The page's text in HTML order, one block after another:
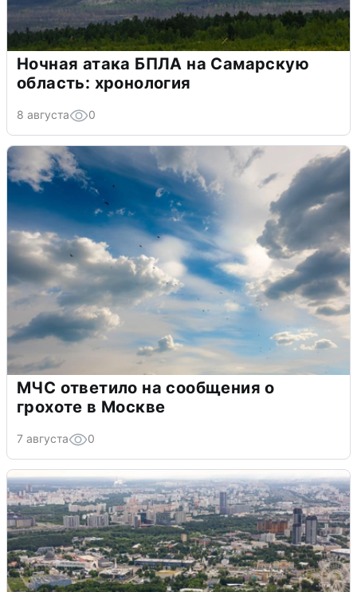
Ночная атака БПЛА на Самарскую
область: хронология
8 августа 0
МЧС ответило на сообщения о
грохоте в Москве
7 августа 0